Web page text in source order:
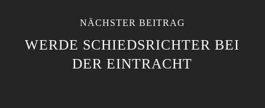
NÄCHSTER BEITRAG
WERDE SCHIEDSRICHTER BEI
DER EINTRACHT